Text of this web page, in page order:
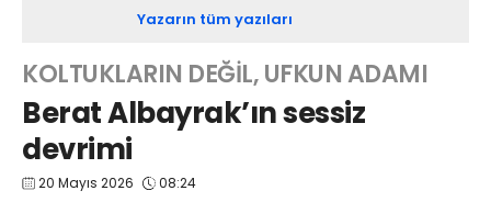
Yazarın tüm yazıları
KOLTUKLARIN DEĞİL, UFKUN ADAMI
Berat Albayrak’ın sessiz
devrimi
20 Mayıs 2026 08:24
Eğitim
Kültür-Sanat